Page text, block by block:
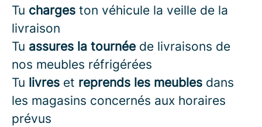
Tu charges ton véhicule la veille de la
livraison
Tu assures la tournée de livraisons de
nos meubles réfrigérées
Tu livres et reprends les meubles dans
les magasins concernés aux horaires
prévus